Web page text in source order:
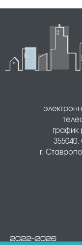
график
г.
2022-2026